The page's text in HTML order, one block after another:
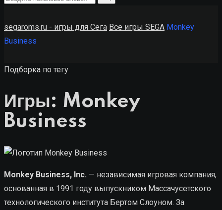
segaroms.ru - игры для Сега Все игры SEGA Monkey
Business
Подборка по тегу
Игры: Monkey
Business
Monkey Business, Inc. — независимая игровая компания,
основанная в 1991 году выпускником Массачусетского
технологического института Бертом Слоуном. За